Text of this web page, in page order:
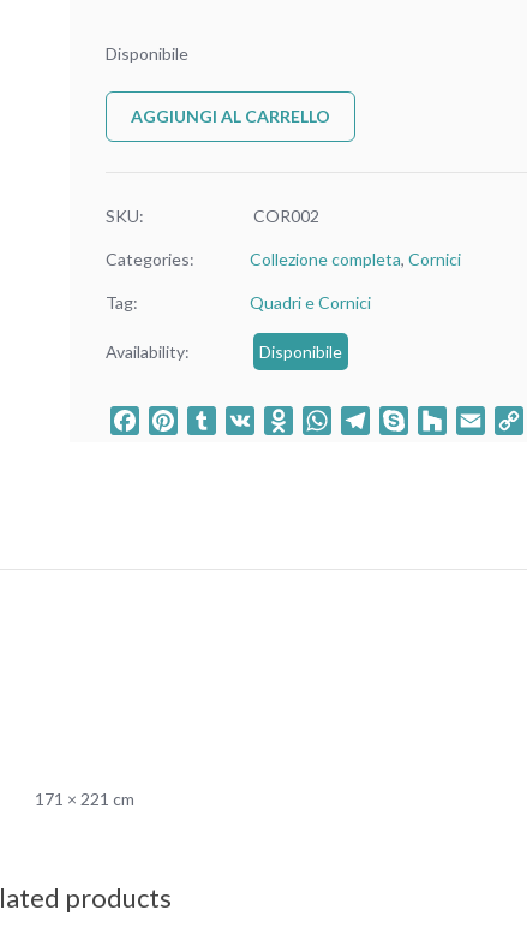
Disponibile
AGGIUNGI AL CARRELLO
SKU: COR002
Categories: Collezione completa, Cornici
Tag: Quadri e Cornici
Availability: Disponibile
FacebookPinterestTumblr
VK Odnoklassniki
WhatsAppTelegram
Skype HouzzEmail
171 × 221 cm
products